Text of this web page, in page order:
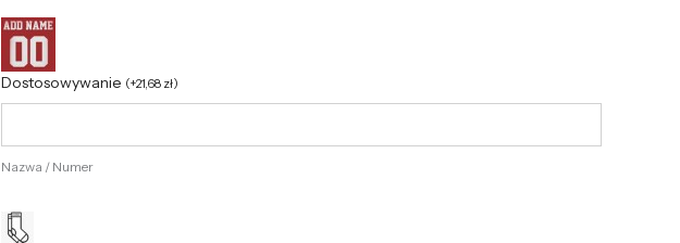
Dostosowywanie (+21,68 zł)
Nazwa / Numer